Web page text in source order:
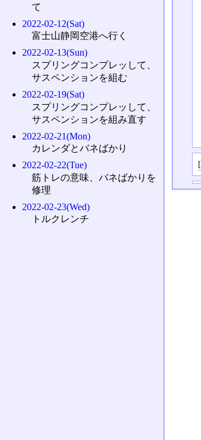
[
て
2022-02-12(Sat)
富士山静岡空港へ行く
2022-02-13(Sun)
スプリングコンプレッして、
サスペンションを組む
2022-02-19(Sat)
スプリングコンプレッして、
サスペンションを組み直す
2022-02-21(Mon)
カレンダとバネばかり
2022-02-22(Tue)
筋トレの意味、バネばかりを
修理
2022-02-23(Wed)
トルクレンチ